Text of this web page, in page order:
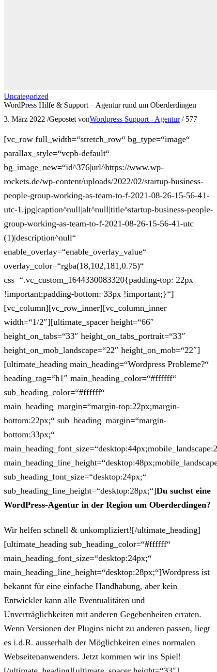
Uncategorized
WordPress Hilfe & Support – Agentur rund um Oberderdingen
3. März 2022 /Gepostet vonWordpress-Support - Agentur / 577
[vc_row full_width=“stretch_row“ bg_type=“image“
parallax_style=“vcpb-default“
bg_image_new=“id^376|url^https://www.wp-
rockets.de/wp-content/uploads/2022/02/startup-business-
people-group-working-as-team-to-f-2021-08-26-15-56-41-
utc-1.jpg|caption^null|alt^null|title^startup-business-people-
group-working-as-team-to-f-2021-08-26-15-56-41-utc
(1)|description^null“
enable_overlay=“enable_overlay_value“
overlay_color=“rgba(18,102,181,0.75)“
css=“.vc_custom_1644330083320{padding-top: 22px
!important;padding-bottom: 33px !important;}“]
[vc_column][vc_row_inner][vc_column_inner
width=“1/2″][ultimate_spacer height=“66″
height_on_tabs=“33″ height_on_tabs_portrait=“33″
height_on_mob_landscape=“22″ height_on_mob=“22″]
[ultimate_heading main_heading=“Wordpress Probleme?“
heading_tag=“h1″ main_heading_color=“#ffffff“
sub_heading_color=“#ffffff“
main_heading_margin=“margin-top:22px;margin-
bottom:22px;“ sub_heading_margin=“margin-
bottom:33px;“
sub_heading_font_size=“desktop:24px;“
sub_heading_line_height=“desktop:28px;“]Du suchst eine
WordPress-Agentur in der Region um Oberderdingen?
Wir helfen schnell & unkompliziert![/ultimate_heading]
[ultimate_heading sub_heading_color=“#ffffff“
main_heading_font_size=“desktop:24px;“
main_heading_line_height=“desktop:28px;“]Wordpress ist
bekannt für eine einfache Handhabung, aber kein
Entwickler kann alle Eventualitäten und
Unverträglichkeiten mit anderen Gegebenheiten erraten.
Wenn Versionen der Plugins nicht zu anderen passen, liegt
es i.d.R. ausserhalb der Möglichkeiten eines normalen
Webseitenanwenders. Jetzt kommen wir ins Spiel!